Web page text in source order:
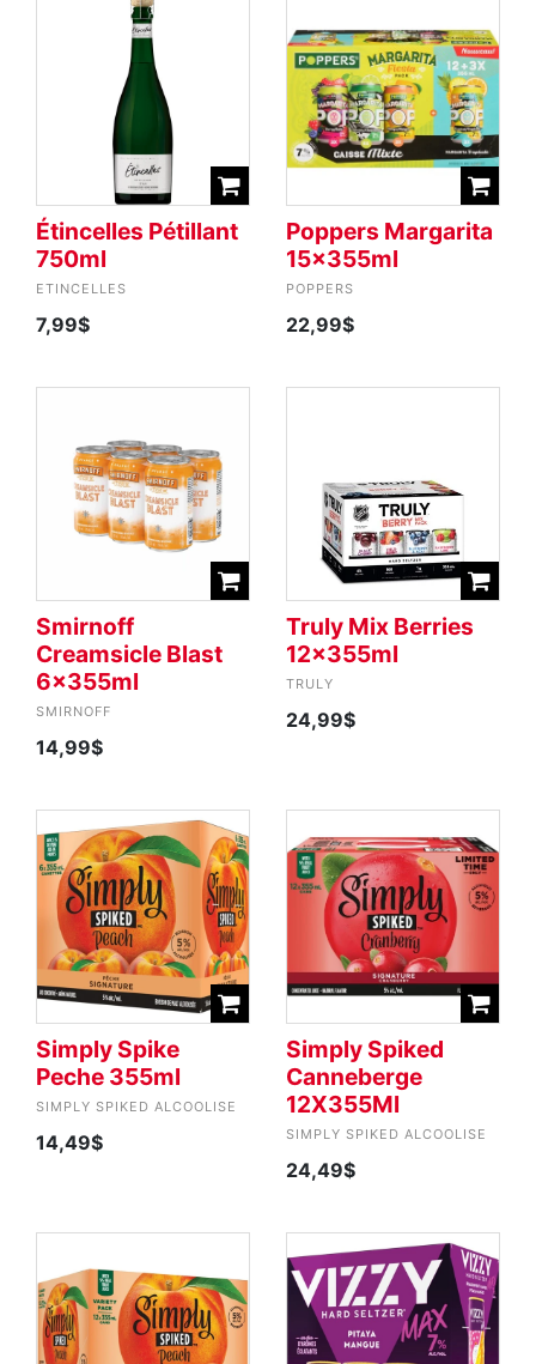
Étincelles Pétillant
750ml
ETINCELLES
7,99$
Poppers Margarita
15x355ml
POPPERS
22,99$
Smirnoff
Creamsicle Blast
6x355ml
SMIRNOFF
14,99$
Truly Mix Berries
12x355ml
TRULY
24,99$
Simply Spike
Peche 355ml
SIMPLY SPIKED ALCOOLISE
14,49$
Simply Spiked
Canneberge
12X355Ml
SIMPLY SPIKED ALCOOLISE
24,49$